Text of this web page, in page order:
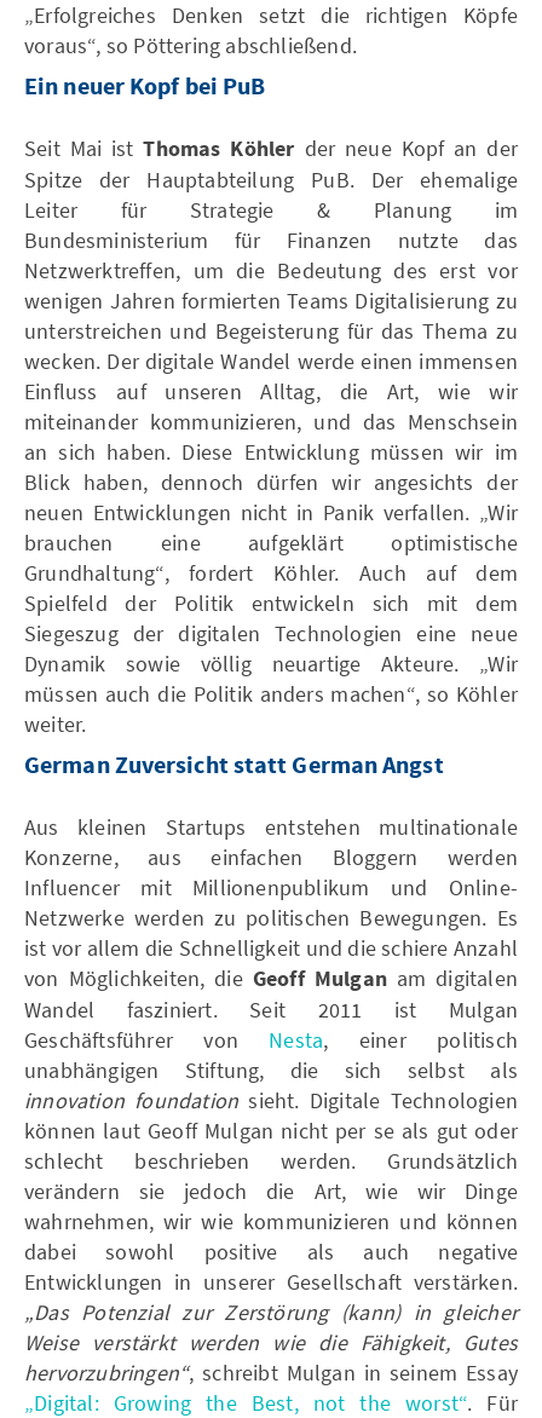
„Erfolgreiches Denken setzt die richtigen Köpfe
voraus“, so Pöttering abschließend.
Ein neuer Kopf bei PuB
Seit Mai istThomas Köhler der neue Kopf an der
Spitze der Hauptabteilung PuB. Der ehemalige
Leiter für Strategie & Planung im
Bundesministerium für Finanzen nutzte das
Netzwerktreffen, um die Bedeutung des erst vor
wenigen Jahren formierten Teams Digitalisierung zu
unterstreichen und Begeisterung für das Thema zu
wecken. Der digitale Wandel werde einen immensen
Einfluss auf unseren Alltag, die Art, wie wir
miteinander kommunizieren, und das Menschsein
an sich haben. Diese Entwicklung müssen wir im
Blick haben, dennoch dürfen wir angesichts der
neuen Entwicklungen nicht in Panik verfallen. „Wir
brauchen eine aufgeklärt optimistische
Grundhaltung“, fordert Köhler. Auch auf dem
Spielfeld der Politik entwickeln sich mit dem
Siegeszug der digitalen Technologien eine neue
Dynamik sowie völlig neuartige Akteure. „Wir
müssen auch die Politik anders machen“, so Köhler
weiter.
German Zuversicht statt German Angst
Aus kleinen Startups entstehen multinationale
Konzerne, aus einfachen Bloggern werden
Influencer mit Millionenpublikum und Online-
Netzwerke werden zu politischen Bewegungen. Es
ist vor allem die Schnelligkeit und die schiere Anzahl
von Möglichkeiten, die Geoff Mulganam digitalen
Wandel fasziniert. Seit 2011 ist Mulgan
Geschäftsführer von Nesta, einer politisch
unabhängigen Stiftung, die sich selbst als
innovation foundation sieht. Digitale Technologien
können laut Geoff Mulgan nicht per se als gut oder
schlecht beschrieben werden. Grundsätzlich
verändern sie jedoch die Art, wie wir Dinge
wahrnehmen, wir wie kommunizieren und können
dabei sowohl positive als auch negative
Entwicklungen in unserer Gesellschaft verstärken.
„Das Potenzial zur Zerstörung (kann) in gleicher
Weise verstärkt werden wie die Fähigkeit, Gutes
hervorzubringen“, schreibt Mulgan in seinem Essay
„Digital: Growing the Best, not the worst“. Für